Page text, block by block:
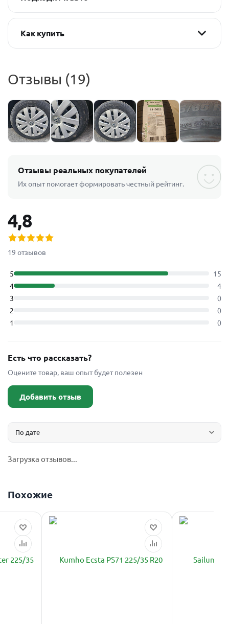
Как купить
Отзывы (19)
Отзывы реальных покупателей
Их опыт помогает формировать честный рейтинг.
4,8
19 отзывов
5
15
4
4
3
0
2
0
1
0
Есть что рассказать?
Оцените товар, ваш опыт будет полезен
Добавить отзыв
Загрузка отзывов...
Похожие